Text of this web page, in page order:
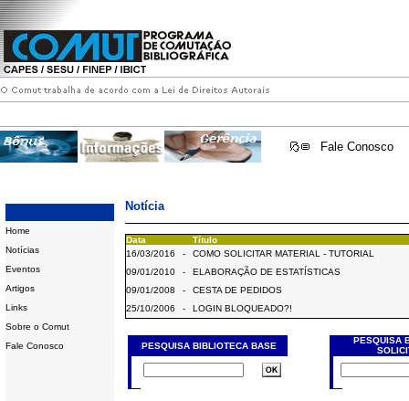
Fale Conosco
Home
Notícias
Eventos
Artigos
Links
Sobre o Comut
Fale Conosco
Notícia
Data
Título
16/03/2016
-
COMO SOLICITAR MATERIAL - TUTORIAL
09/01/2010
-
ELABORAÇÃO DE ESTATÍSTICAS
09/01/2008
-
CESTA DE PEDIDOS
25/10/2006
- LOGIN BLOQUEADO?!
PESQUISA BIBLIOTECA BASE
PESQUISA